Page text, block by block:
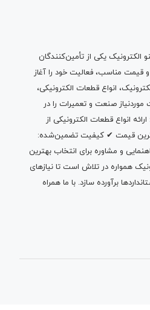
یکی از تأمین‌کنندگان
قیمت مناسب، فعالیت خود را آغاز
انواع قطعات الکترونیکی،
موردنیاز صنعت و تعمیرات را در
انواع قطعات الکترونیکی از
قیمت ✔ کیفیت تضمین‌شده:
و مشاوره برای انتخاب بهترین
همواره در تلاش است تا نیازهای
برآورده سازد. با ما همراه